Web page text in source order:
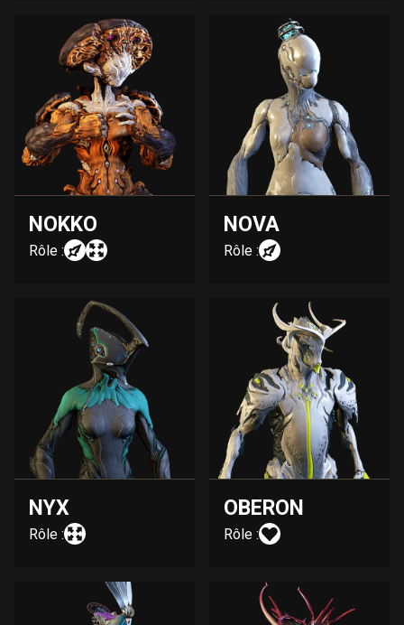
NOKKO
Rôle :
NOVA
Rôle :
NYX
Rôle :
OBERON
Rôle :